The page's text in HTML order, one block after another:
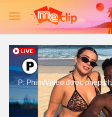
P: Phim/Video được phép